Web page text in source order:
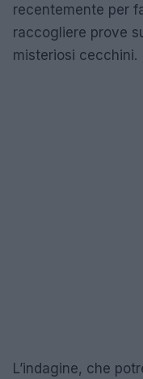
recentemente per
raccogliere prove
misteriosi cecchini.
L’indagine, che